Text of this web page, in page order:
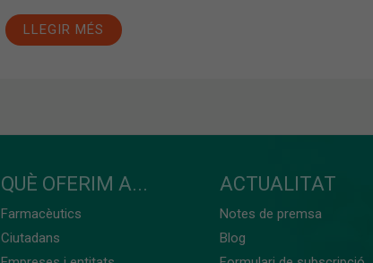
LLEGIR MÉS
QUÈ OFERIM A...
Farmacèutics
Ciutadans
ACTUALITAT
Notes de premsa
Blog